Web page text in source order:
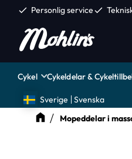
check Personlig servicecheck
Cykel Cykeldelar &
Sverige
Svenska
Mopeddelar i